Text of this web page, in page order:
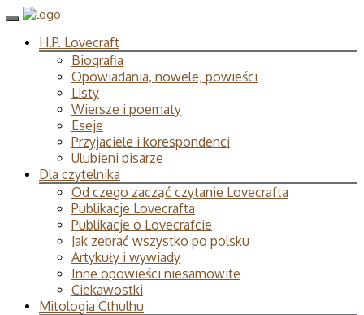
H.P. Lovecraft
Biografia
Opowiadania, nowele, powieści
Listy
Wiersze i poematy
Eseje
Przyjaciele i korespondenci
Ulubieni pisarze
Dla czytelnika
Od czego zacząć czytanie Lovecrafta
Publikacje Lovecrafta
Publikacje o Lovecrafcie
Jak zebrać wszystko po polsku
Artykuły i wywiady
Inne opowieści niesamowite
Ciekawostki
Mitologia Cthulhu